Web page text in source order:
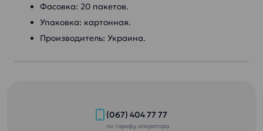
Фасовка: 20 пакетов.
Упаковка: картонная.
Производитель: Украина.
(067) 404 77 77
по тарифу оператора